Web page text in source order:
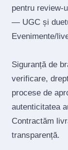
pentru
— UGC și
Evenimente/
Siguranță de
verificare,
procese de
autenticitatea
Contractăm
transparență.